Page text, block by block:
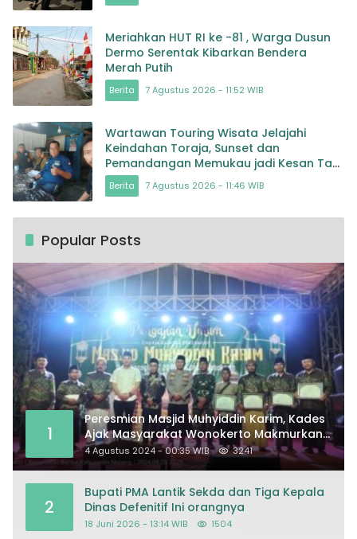
Meriahkan HUT RI ke -81 , Warga Dusun
Dermo Serentak Kibarkan Bendera
Merah Putih
Berita 7 Agustus 2026 - 11:52 WIB
Wartawan Touring Wisata Jelajahi
Keindahan Toraja, Sunset dan
Pemandangan Memukau jadi Kesan Tak
Terlupakan
Berita 7 Agustus 2026 - 11:46 WIB
Popular Posts
1
Peresmian Masjid Muhyiddin Karim, Kades
Ajak Masyarakat Wonokerto Makmurkan
Masjid
4 Agustus 2024 - 00:35 WIB 3241
2
Bupati PMA Lantik Sekda dan Tiga Kepala
Dinas Defenitif Ini orangnya
18 Juni 2026 - 13:14 WIB 1504